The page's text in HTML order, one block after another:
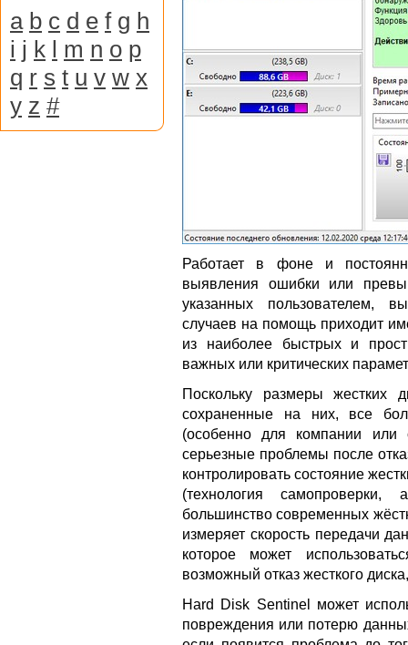
Работает в фоне и
выявления ошибки или
указанных пользователем,
случаев на помощь приходит
из наиболее быстрых и
важных или критических
Поскольку размеры жестких
сохраненные на них, все
(особенно для компании или
серьезные проблемы после
контролировать состояние
(технология
большинство современных
измеряет скорость передачи
которое может
возможный отказ жесткого
Hard Disk Sentinel может
повреждения или потерю
a b c d e f g h
i j k l m n o p
q r s t u v w x
y z #